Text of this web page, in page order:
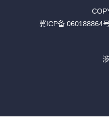
冀ICP备 060188864号